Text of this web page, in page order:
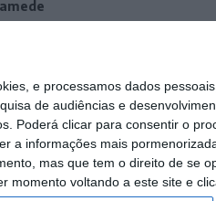
e processamos dados
de audiências e
clicar para consentir o
informações mais
mas que tem o direito de se
voltando a este site e